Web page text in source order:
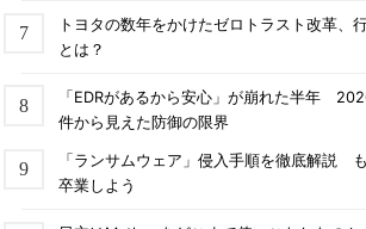
トヨタの数年をかけたゼロトラスト改革、
とは？
「EDRがあるから安心」が崩れた半年
件から見えた防御の限界
「ランサムウェア」侵入手順を徹底解説
卒業しよう